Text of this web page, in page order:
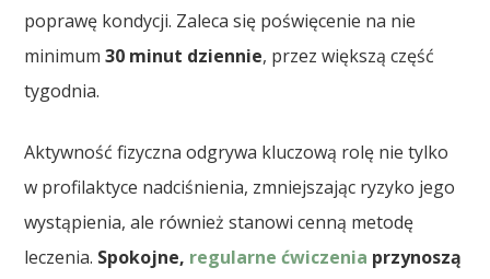
poprawę kondycji. Zaleca się poświęcenie na nie
minimum30 minut dziennie, przez większą część
tygodnia.
Aktywność fizyczna odgrywa kluczową rolę nie tylko
w profilaktyce nadciśnienia, zmniejszając ryzyko jego
wystąpienia, ale również stanowi cenną metodę
leczenia. Spokojne, regularne ćwiczenia przynoszą